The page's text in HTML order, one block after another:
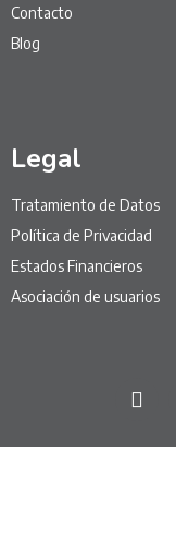
Contacto
Blog
Legal
Tratamiento de Datos
Política de Privacidad
Estados Financieros
Asociación de usuarios